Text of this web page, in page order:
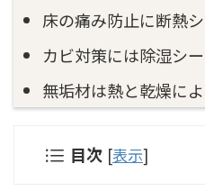
床の痛み防止に断熱
カビ対策には除湿シ
無垢材は熱と乾燥に
目次 [表示]